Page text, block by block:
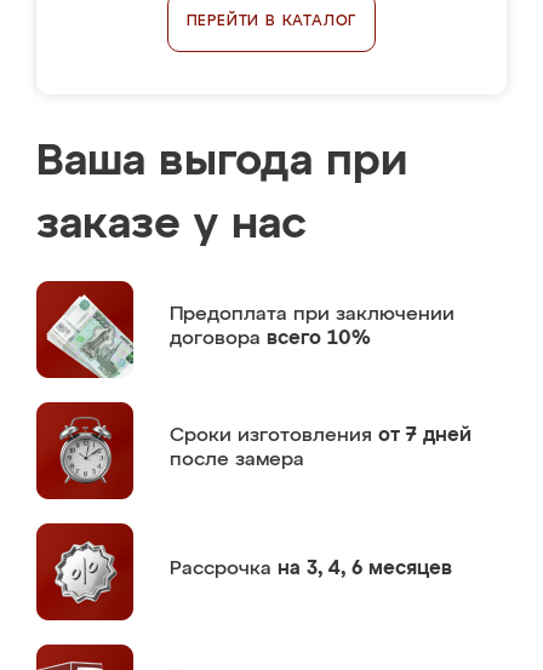
ПЕРЕЙТИ В КАТАЛОГ
Ваша выгода при
заказе у нас
Предоплата при заключении
договора всего 10%
Сроки изготовления от 7 дней
после замера
Рассрочка на 3, 4, 6 месяцев